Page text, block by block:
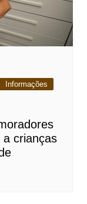
Informações
crianças